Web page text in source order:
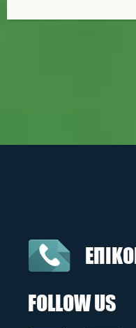
FOLLOW US